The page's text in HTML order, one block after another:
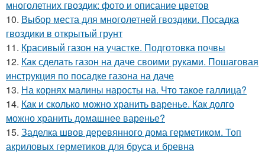
многолетних гвоздик: фото и описание цветов
10. Выбор места для многолетней гвоздики. Посадка
гвоздики в открытый грунт
11. Красивый газон на участке. Подготовка почвы
12. Как сделать газон на даче своими руками. Пошаговая
инструкция по посадке газона на даче
13. На корнях малины наросты на. Что такое галлица?
14. Как и сколько можно хранить варенье. Как долго
можно хранить домашнее варенье?
15. Заделка швов деревянного дома герметиком. Топ
акриловых герметиков для бруса и бревна